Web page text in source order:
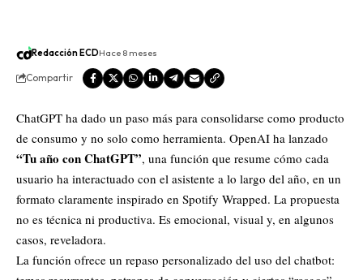
Redacción ECDHace 8 meses
Compartir
ChatGPT ha dado un paso más para consolidarse como producto
de consumo y no solo como herramienta. OpenAI ha lanzado
“Tu año con ChatGPT”, una función que resume cómo cada
usuario ha interactuado con el asistente a lo largo del año, en un
formato claramente inspirado en Spotify Wrapped. La propuesta
no es técnica ni productiva. Es emocional, visual y, en algunos
casos, reveladora.
La función ofrece un repaso personalizado del uso del chatbot: